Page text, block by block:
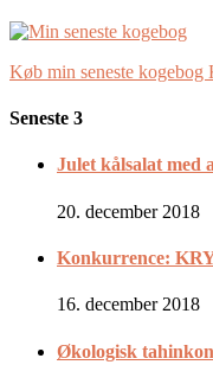
Køb min seneste
Seneste 3
Julet kålsalat med
20. december 2018
Konkurrence:
16. december 2018
Økologisk